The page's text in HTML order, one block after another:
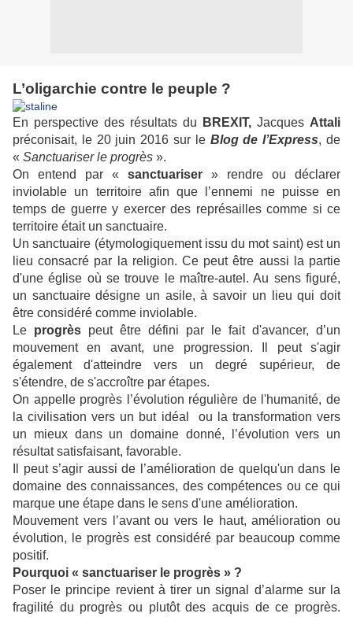
L’oligarchie contre le peuple ?
En perspective des résultats du BREXIT, Jacques Attali
préconisait, le 20 juin 2016 sur le Blog de l’Express, de
« Sanctuariser le progrès ».
On entend par « sanctuariser » rendre ou déclarer
inviolable un territoire afin que l’ennemi ne puisse en
temps de guerre y exercer des représailles comme si ce
territoire était un sanctuaire.
Un sanctuaire (étymologiquement issu du mot saint) est un
lieu consacré par la religion. Ce peut être aussi la partie
d'une église où se trouve le maître-autel. Au sens figuré,
un sanctuaire désigne un asile, à savoir un lieu qui doit
être considéré comme inviolable.
Le progrès peut être défini par le fait d'avancer, d’un
mouvement en avant, une progression. Il peut s'agir
également d'atteindre vers un degré supérieur, de
s'étendre, de s'accroître par étapes.
On appelle progrès l’évolution régulière de l'humanité, de
la civilisation vers un but idéal ou la transformation vers
un mieux dans un domaine donné, l’évolution vers un
résultat satisfaisant, favorable.
Il peut s’agir aussi de l’amélioration de quelqu'un dans le
domaine des connaissances, des compétences ou ce qui
marque une étape dans le sens d'une amélioration.
Mouvement vers l’avant ou vers le haut, amélioration ou
évolution, le progrès est considéré par beaucoup comme
positif.
Pourquoi « sanctuariser le progrès » ?
Poser le principe revient à tirer un signal d’alarme sur la
fragilité du progrès ou plutôt des acquis de ce progrès.